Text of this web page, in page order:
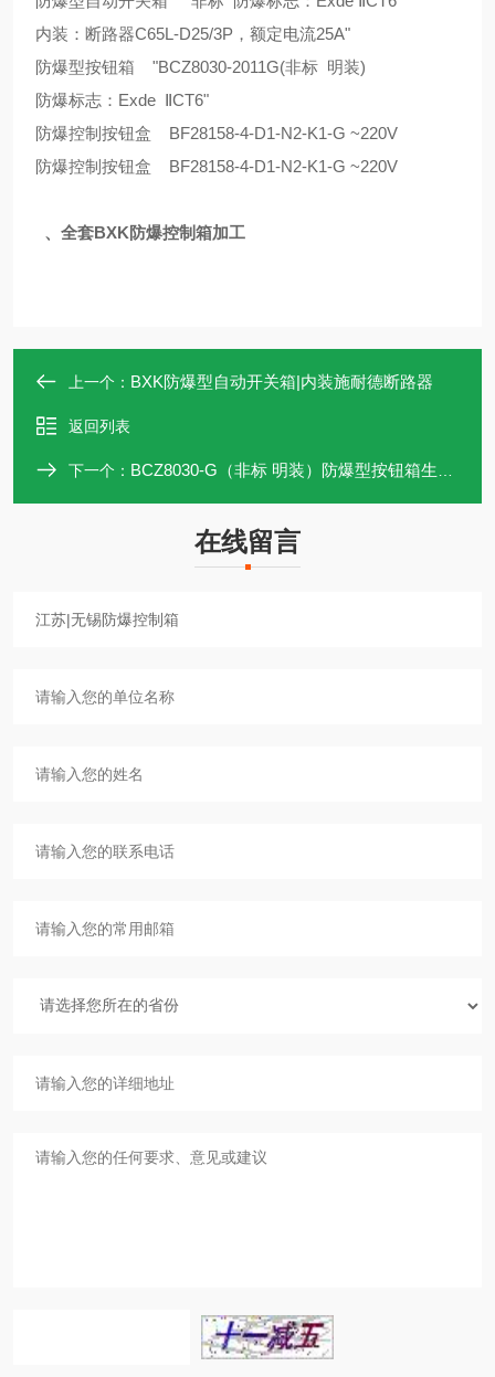
内装：断路器C65L-D25/3P，额定电流25A"
防爆型按钮箱 "BCZ8030-2011G(非标 明装)
防爆标志：Exde ⅡCT6"
防爆控制按钮盒 BF28158-4-D1-N2-K1-G ~220V
防爆控制按钮盒 BF28158-4-D1-N2-K1-G ~220V
、全套BXK防爆控制箱加工
上一个： BXK防爆型自动开关箱|内装施耐德断路器
返回列表
下一个： BCZ8030-G（非标 明装）防爆型按钮箱生产厂家
在线留言